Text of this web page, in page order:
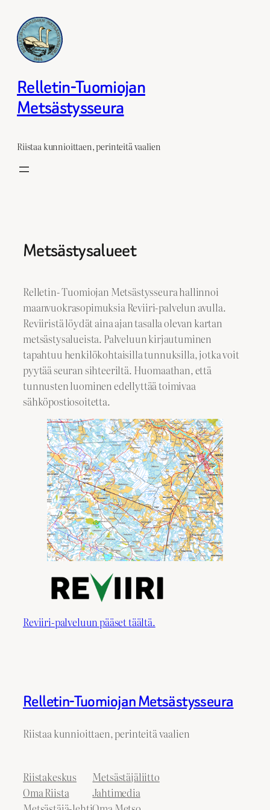
sisältöön
Relletin-Tuomiojan
Metsästysseura
Riistaa kunnioittaen, perinteitä vaalien
Metsästysalueet
Relletin- Tuomiojan Metsästysseura hallinnoi
maanvuokrasopimuksia Reviiri-palvelun avulla.
Reviiristä löydät aina ajan tasalla olevan kartan
metsästysalueista. Palveluun kirjautuminen
tapahtuu henkilökohtaisilla tunnuksilla, jotka voit
pyytää seuran sihteeriltä. Huomaathan, että
tunnusten luominen edellyttää toimivaa
sähköpostiosoitetta.
Reviiri-palveluun pääset täältä.
Relletin-Tuomiojan Metsästysseura
Riistaa kunnioittaen, perinteitä vaalien
Riistakeskus
Oma Riista
Metsästäjäliitto
Jahtimedia